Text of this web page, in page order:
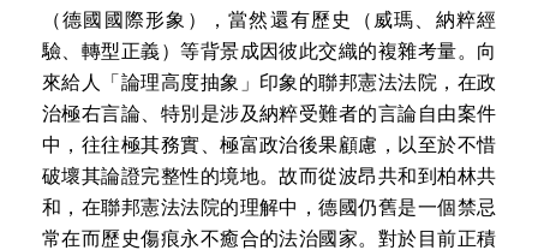
（德國國際形象），當然還有歷史（威瑪、納粹經
驗、轉型正義）等背景成因彼此交織的複雜考量。向
來給人「論理高度抽象」印象的聯邦憲法法院，在政
治極右言論、特別是涉及納粹受難者的言論自由案件
中，往往極其務實、極富政治後果顧慮，以至於不惜
破壞其論證完整性的境地。故而從波昂共和到柏林共
和，在聯邦憲法法院的理解中，德國仍舊是一個禁忌
常在而歷史傷痕永不癒合的法治國家。對於目前正積